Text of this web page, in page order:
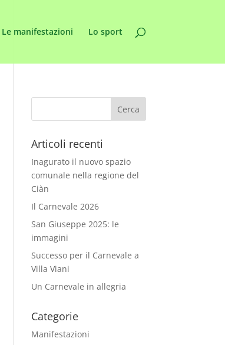
Le manifestazioni Lo sport
Articoli recenti
Inagurato il nuovo spazio
comunale nella regione del
Ciàn
Il Carnevale 2026
San Giuseppe 2025: le
immagini
Successo per il Carnevale a
Villa Viani
Un Carnevale in allegria
Categorie
Manifestazioni